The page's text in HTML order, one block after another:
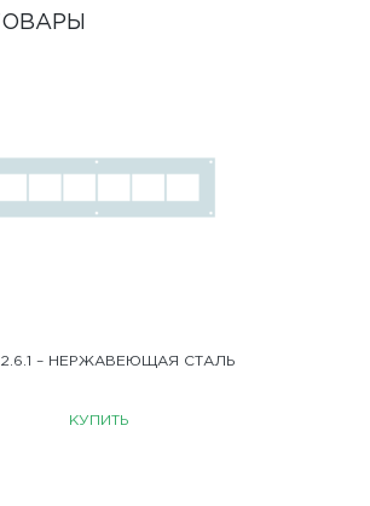
– НЕРЖАВЕЮЩАЯ СТАЛЬ
КУПИТЬ